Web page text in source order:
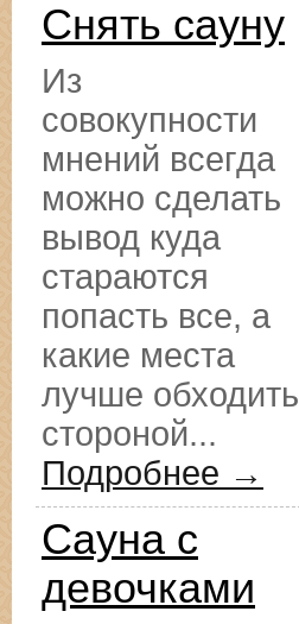
Снять сауну
Из
совокупности
мнений всегда
можно сделать
вывод куда
стараются
попасть все, а
какие места
лучше обходить
стороной...
Подробнее →
Сауна с
девочками